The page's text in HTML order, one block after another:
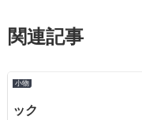
関連記事
小物
ック